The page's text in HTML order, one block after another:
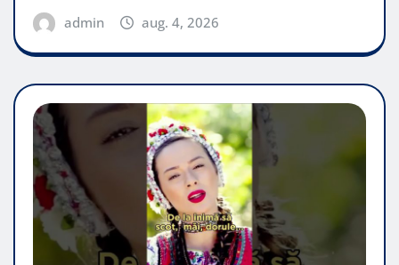
admin aug. 4, 2026